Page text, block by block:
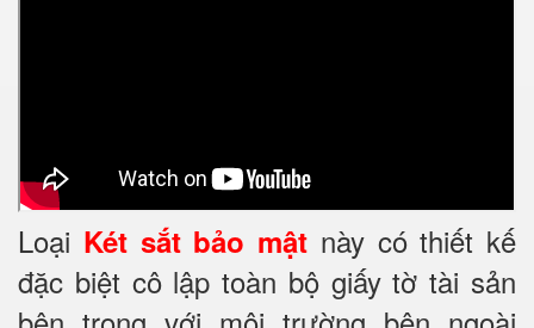
Loại Két sắt bảo mật này có thiết kế
đặc biệt cô lập toàn bộ giấy tờ tài sản